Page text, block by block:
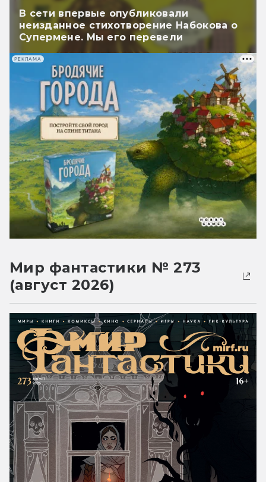
В сети впервые опубликовали
неизданное стихотворение Набокова о
Супермене. Мы его перевели
РЕКЛАМА
Мир фантастики № 273
(август 2026)